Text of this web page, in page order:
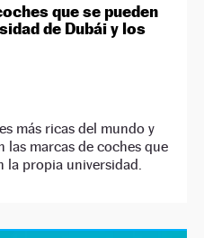
que se pueden
de Dubái y los
más ricas del mundo y
las marcas de coches que
la propia universidad.